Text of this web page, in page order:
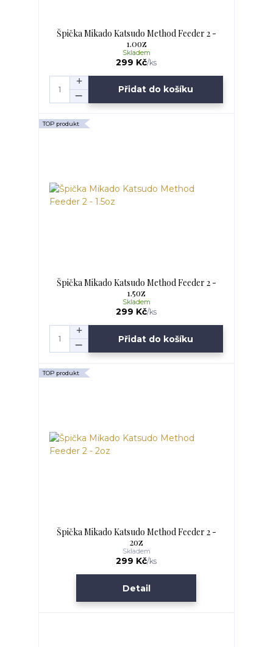
Špička Mikado Katsudo Method Feeder 2 -
1.0oz
299 Kč/ks
Skladem
Přidat do košíku
TOP produkt
Špička Mikado Katsudo Method Feeder 2 -
1.5oz
299 Kč/ks
Skladem
Přidat do košíku
TOP produkt
Špička Mikado Katsudo Method Feeder 2 -
2oz
299 Kč/ks
Skladem
Detail